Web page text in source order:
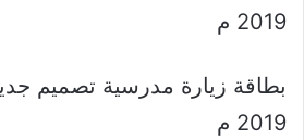
2019 م
2019 م